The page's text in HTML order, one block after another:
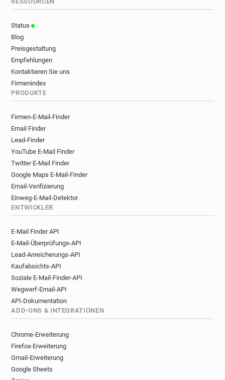
Status
Blog
Preisgestaltung
Empfehlungen
Kontaktieren Sie uns
Firmenindex
PRODUKTE
Firmen-E-Mail-Finder
Email Finder
Lead-Finder
YouTube E-Mail Finder
Twitter E-Mail Finder
Google Maps E-Mail-Finder
Email-Verifizierung
Einweg-E-Mail-Detektor
ENTWICKLER
E-Mail Finder API
E-Mail-Überprüfungs-API
Lead-Anreicherungs-API
Kaufabsichts-API
Soziale E-Mail-Finder-API
Wegwerf-Email-API
API-Dokumentation
ADD-ONS & INTEGRATIONEN
Chrome-Erweiterung
Firefox-Erweiterung
Gmail-Erweiterung
Google Sheets